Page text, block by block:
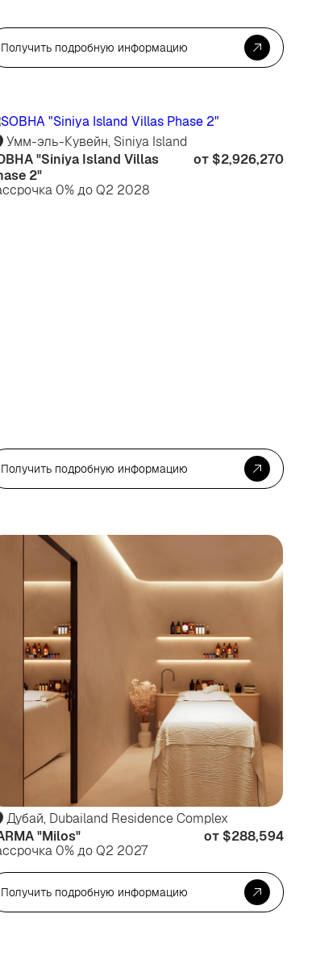
Получить подробную информацию
Умм-эль-Кувейн, Siniya Island
"Siniya Island Villas
2"
от $2,926,270
0% до Q2 2028
Получить подробную информацию
Дубай, Dubailand Residence Complex
"Milos"
от $288,594
0% до Q2 2027
Получить подробную информацию